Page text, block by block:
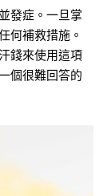
發症。一旦掌
何補救措施。
錢來使用這項
個很難回答的